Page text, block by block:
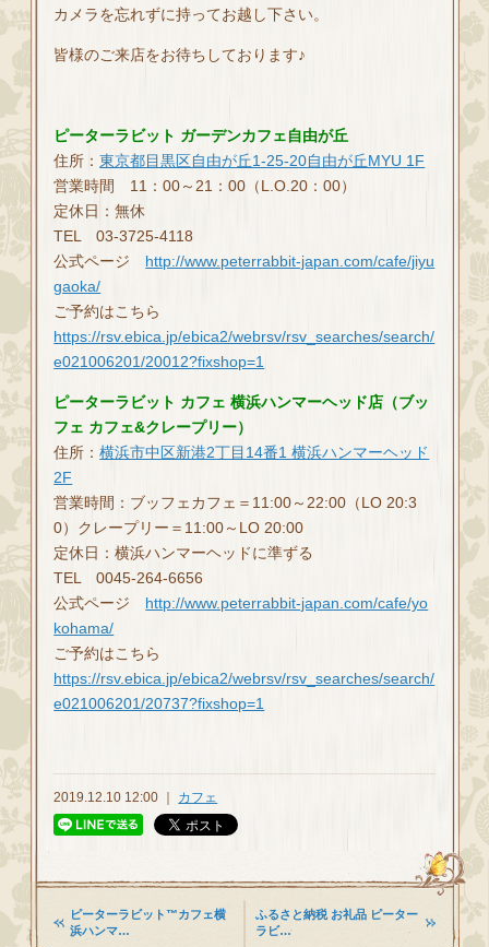
カメラを忘れずに持ってお越し下さい。
皆様のご来店をお待ちしております♪
ピーターラビット ガーデンカフェ自由が丘
住所：東京都目黒区自由が丘1-25-20自由が丘MYU 1F
営業時間 11：00～21：00（L.O.20：00）
定休日：無休
TEL 03-3725-4118
公式ページ http://www.peterrabbit-japan.com/cafe/jiyu
gaoka/
ご予約はこちら
https://rsv.ebica.jp/ebica2/webrsv/rsv_searches/search/
e021006201/20012?fixshop=1
ピーターラビット カフェ 横浜ハンマーヘッド店（ブッ
フェ カフェ&クレープリー）
住所：横浜市中区新港2丁目14番1 横浜ハンマーヘッド
2F
営業時間：ブッフェカフェ＝11:00～22:00（LO 20:3
0）クレープリー＝11:00～LO 20:00
定休日：横浜ハンマーヘッドに準ずる
TEL 0045-264-6656
公式ページ http://www.peterrabbit-japan.com/cafe/yo
kohama/
ご予約はこちら
https://rsv.ebica.jp/ebica2/webrsv/rsv_searches/search/
e021006201/20737?fixshop=1
2019.12.10 12:00 ｜ カフェ
ピーターラビット™カフェ横
浜ハンマ…
ふるさと納税 お礼品 ピーター
ラビ…